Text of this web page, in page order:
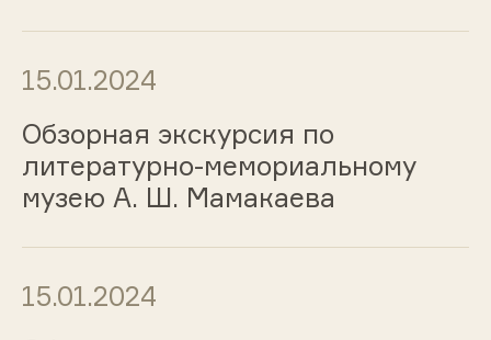
15.01.2024
Обзорная экскурсия по
литературно-мемориальному
музею А. Ш. Мамакаева
15.01.2024